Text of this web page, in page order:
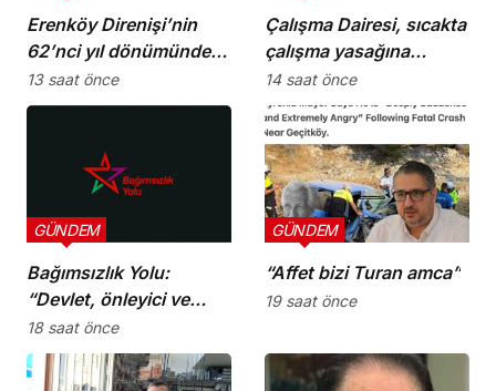
Erenköy Direnişi’nin
62’nci yıl dönümünde
şehitler törenle anıldı
13 saat önce
Çalışma Dairesi, sıcakta
çalışma yasağına
uymayan 19 iş yerine
uyarı verdi
14 saat önce
Bağımsızlık Yolu:
“Devlet, önleyici ve
koruyucu
sorumluluklarını yerine
getirmeli”
GÜNDEM
18 saat önce
“Affet bizi Turan amca”
GÜNDEM
19 saat önce